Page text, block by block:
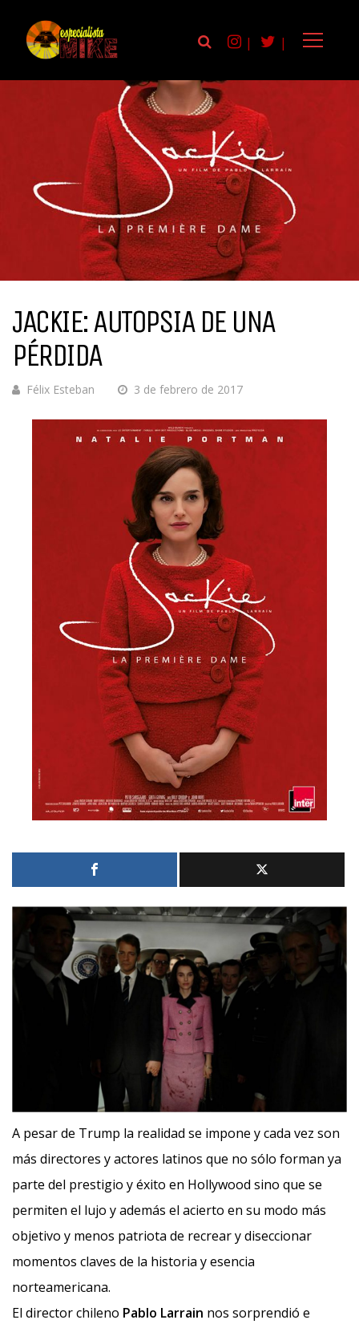
| |
JACKIE: AUTOPSIA DE UNA
PÉRDIDA
Félix Esteban 3 de febrero de 2017
A pesar de Trump la realidad se impone y cada vez son
más directores y actores latinos que no sólo forman ya
parte del prestigio y éxito en Hollywood sino que se
permiten el lujo y además el acierto en su modo más
objetivo y menos patriota de recrear y diseccionar
momentos claves de la historia y esencia
norteamericana.
El director chileno Pablo Larrain nos sorprendió e